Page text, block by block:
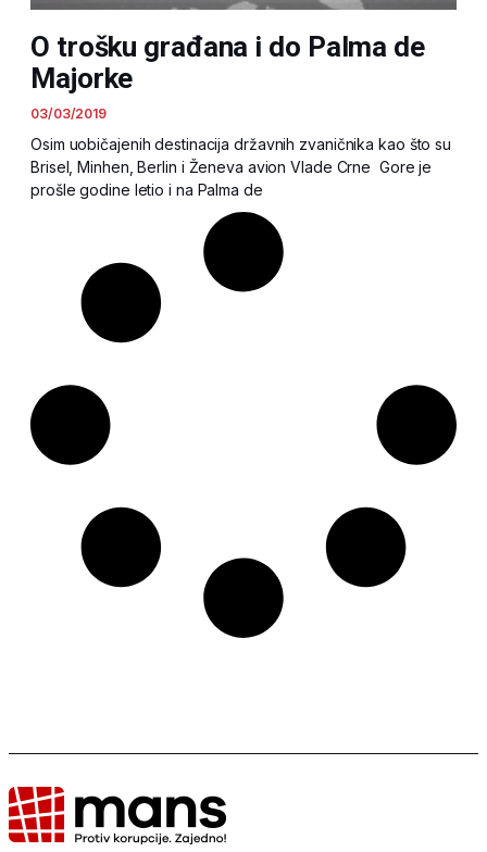
O trošku građana i do Palma de
Majorke
03/03/2019
Osim uobičajenih destinacija državnih zvaničnika kao što su
Brisel, Minhen, Berlin i Ženeva avion Vlade Crne Gore je
prošle godine letio i na Palma de